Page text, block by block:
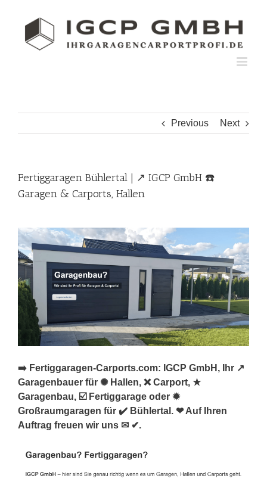
Previous Next
Fertiggaragen Bühlertal | ↗️ IGCP GmbH ☎️
Garagen & Carports, Hallen
➡️ Fertiggaragen-Carports.com: IGCP GmbH, Ihr ↗️
Garagenbauer für ✺ Hallen, ❌ Carport, ★
Garagenbau, ☑️ Fertiggarage oder ✹
Großraumgaragen für ✔️ Bühlertal. ❤ Auf Ihren
Auftrag freuen wir uns ✉ ✔.